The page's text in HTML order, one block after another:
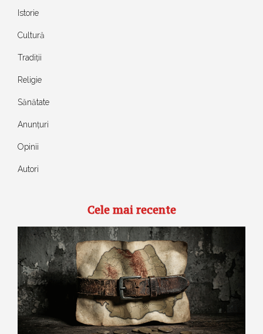
Istorie
Cultură
Tradiții
Religie
Sănătate
Anunțuri
Opinii
Autori
Cele mai recente